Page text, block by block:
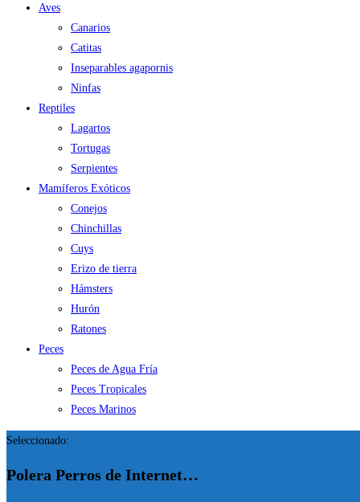
Aves
Canarios
Catitas
Inseparables agapornis
Ninfas
Reptiles
Lagartos
Tortugas
Serpientes
Mamíferos Exóticos
Conejos
Chinchillas
Cuys
Erizo de tierra
Hámsters
Hurón
Ratones
Peces
Peces de Agua Fría
Peces Tropicales
Peces Marinos
Seleccionado:
Polera Perros de Internet…